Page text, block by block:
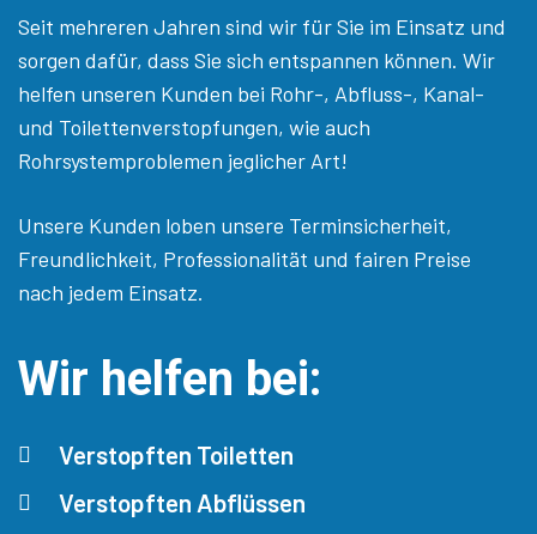
Seit mehreren Jahren sind wir für Sie im Einsatz und
sorgen dafür, dass Sie sich entspannen können. Wir
helfen unseren Kunden bei Rohr-, Abfluss-, Kanal-
und Toilettenverstopfungen, wie auch
Rohrsystemproblemen jeglicher Art!
Unsere Kunden loben unsere Terminsicherheit,
Freundlichkeit, Professionalität und fairen Preise
nach jedem Einsatz.
Wir helfen bei:
Verstopften Toiletten
Verstopften Abflüssen